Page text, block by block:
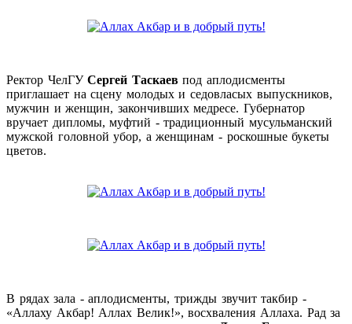
Ректор ЧелГУСергей Таскаевпод аплодисменты
приглашает на сцену молодых и седовласых выпускников,
мужчин и женщин, закончивших медресе. Губернатор
вручает дипломы, муфтий - традиционный мусульманский
мужской головной убор, а женщинам - роскошные букеты
цветов.
В рядах зала - аплодисменты, трижды звучит такбир -
«Аллаху Акбар! Аллах Велик!», восхваления Аллаха. Рад за